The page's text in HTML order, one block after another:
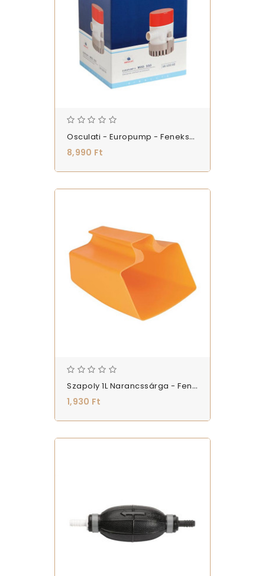
Osculati - Europump - Fenekszivattyú 12V 32l/p - MOD-550 - (AH_SZ_12V_EM9)
8,990 Ft
Szapoly 1L Narancssárga - Fenékvízmerő 190x135mm - (T-SZAPOLY-MT1)
1,930 Ft